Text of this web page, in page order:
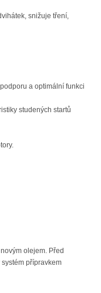
snižuje tření,
a optimální funkci
studených startů
novým olejem. Před
přípravkem